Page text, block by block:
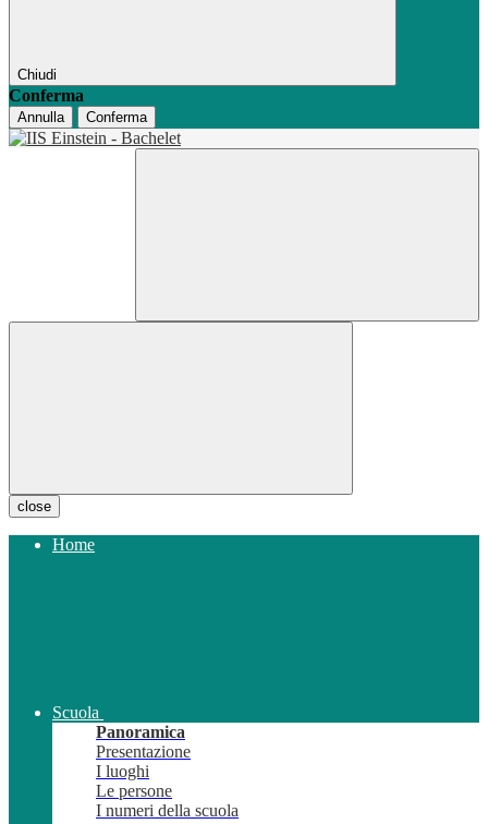
Chiudi
Conferma
Annulla Conferma
close
Home
Scuola
Panoramica
Presentazione
I luoghi
Le persone
I numeri della scuola